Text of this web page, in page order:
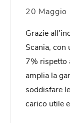
20 Maggio
Grazie
Scania, con
7% rispetto
amplia la
soddisfare
carico utile